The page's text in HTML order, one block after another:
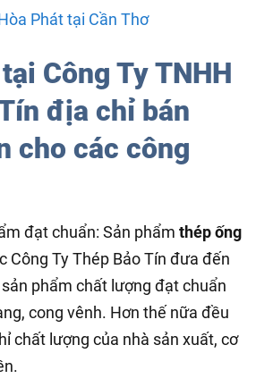
Phát tại Cần Thơ
Công Ty TNHH
địa chỉ bán
cho các công
đạt chuẩn: Sản phẩm thép ống
Công Ty Thép Bảo Tín đưa đến
phẩm chất lượng đạt chuẩn
cong vênh. Hơn thế nữa đều
chất lượng của nhà sản xuất, cơ